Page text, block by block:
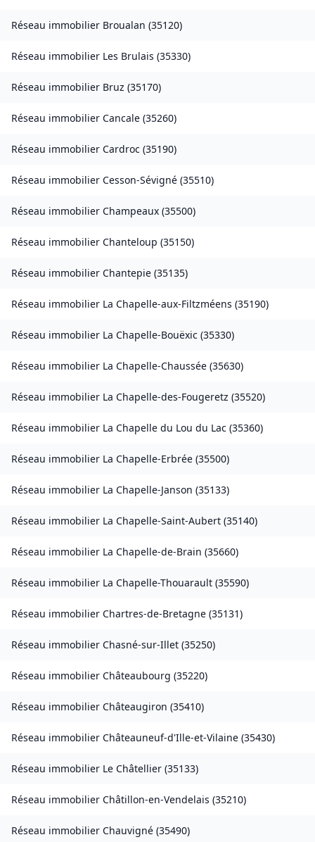
Réseau immobilier Broualan (35120)
Réseau immobilier Les Brulais (35330)
Réseau immobilier Bruz (35170)
Réseau immobilier Cancale (35260)
Réseau immobilier Cardroc (35190)
Réseau immobilier Cesson-Sévigné (35510)
Réseau immobilier Champeaux (35500)
Réseau immobilier Chanteloup (35150)
Réseau immobilier Chantepie (35135)
Réseau immobilier La Chapelle-aux-Filtzméens (35190)
Réseau immobilier La Chapelle-Bouëxic (35330)
Réseau immobilier La Chapelle-Chaussée (35630)
Réseau immobilier La Chapelle-des-Fougeretz (35520)
Réseau immobilier La Chapelle du Lou du Lac (35360)
Réseau immobilier La Chapelle-Erbrée (35500)
Réseau immobilier La Chapelle-Janson (35133)
Réseau immobilier La Chapelle-Saint-Aubert (35140)
Réseau immobilier La Chapelle-de-Brain (35660)
Réseau immobilier La Chapelle-Thouarault (35590)
Réseau immobilier Chartres-de-Bretagne (35131)
Réseau immobilier Chasné-sur-Illet (35250)
Réseau immobilier Châteaubourg (35220)
Réseau immobilier Châteaugiron (35410)
Réseau immobilier Châteauneuf-d'Ille-et-Vilaine (35430)
Réseau immobilier Le Châtellier (35133)
Réseau immobilier Châtillon-en-Vendelais (35210)
Réseau immobilier Chauvigné (35490)